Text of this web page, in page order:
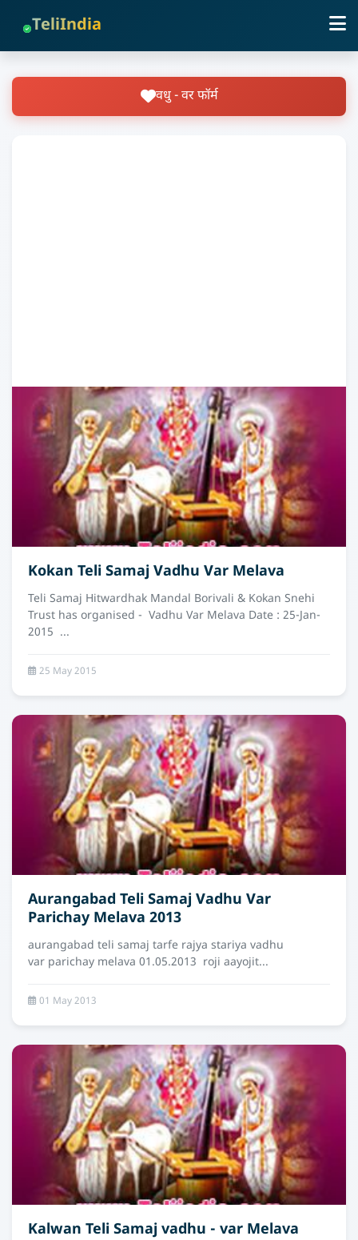
TeliIndia
वधु - वर फॉर्म
Kokan Teli Samaj Vadhu Var Melava
Teli Samaj Hitwardhak Mandal Borivali & Kokan Snehi
Trust has organised - Vadhu Var Melava Date : 25-Jan-
2015 ...
25 May 2015
Aurangabad Teli Samaj Vadhu Var
Parichay Melava 2013
aurangabad teli samaj tarfe rajya stariya vadhu
var parichay melava 01.05.2013 roji aayojit...
01 May 2013
Kalwan Teli Samaj vadhu - var Melava